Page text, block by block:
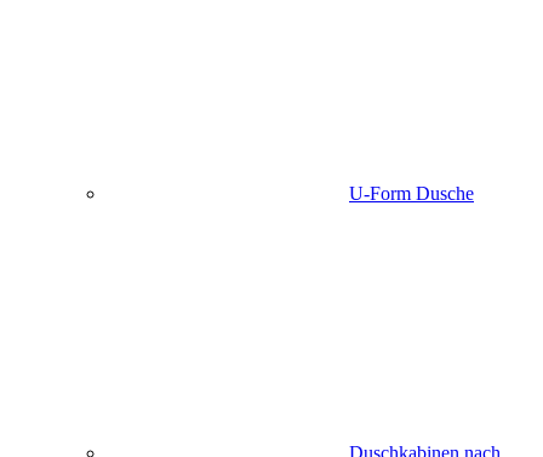
U-Form Dusche
Duschkabinen nach